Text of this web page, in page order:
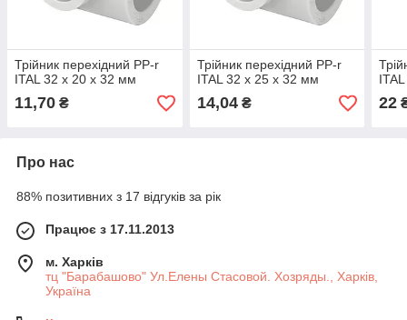
Трійник перехідний PP-r
ITAL 32 x 20 x 32 мм
11,70 ₴
Трійник перехідний PP-r
ITAL 32 x 25 x 32 мм
14,04₴ 22
Про нас
88% позитивних з 17 відгуків за рік
Працює з 17.11.2013
м. Харків
тц "Барабашово" Ул.Елены Стасовой. Хозряды., Харків,
Україна